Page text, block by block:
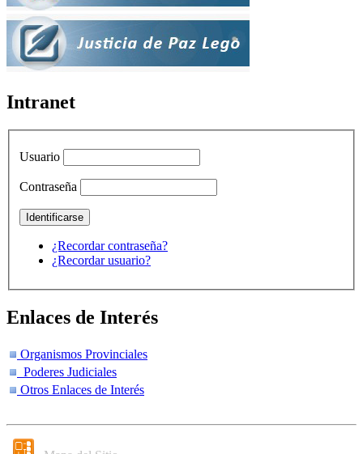
Intranet
Usuario
Contraseña
¿Recordar contraseña?
¿Recordar usuario?
Enlaces de Interés
Organismos Provinciales
Poderes Judiciales
Otros Enlaces de Interés